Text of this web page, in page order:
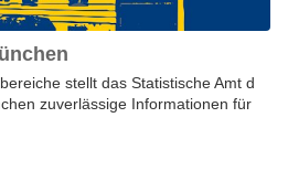
stellt das Sta­tis­ti­sche Amt d
zu­ver­läs­si­ge In­for­ma­tio­nen für